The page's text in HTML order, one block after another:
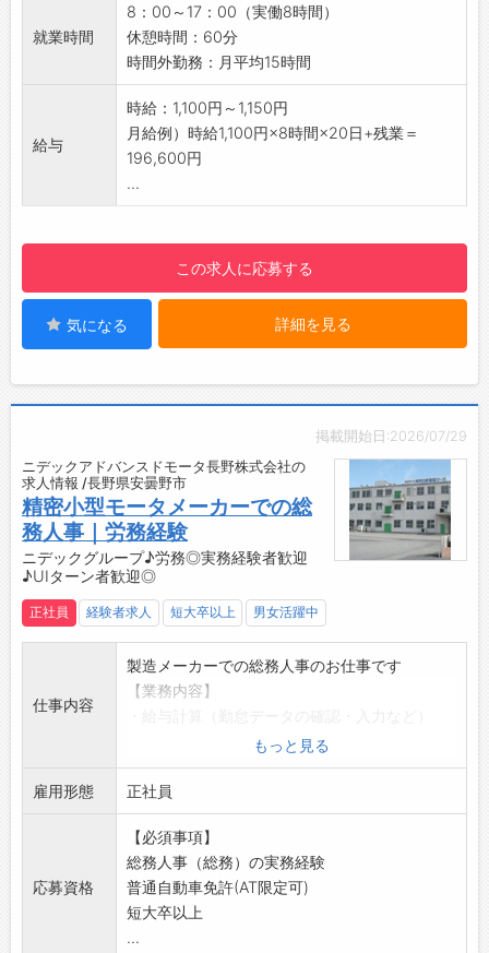
目線に配慮した、さまざまな要求に万全に応え
られるよう、精度やクリーン度を高め、また最
新機器による精度検査体制を整えてご要望にお
応えしています。
■情報機器分野
・情報機器、光学機器、時計、家電、自動車な
どに使われる超精密なプラスチックパーツを多
彩に供給しております。
・カメラや携帯モバイルなど複雑な形状と細密
ております。
カーである同社の中でも一番の要である射出成
・後に管理職候補として、金型製作部署の管理
をお願いします。
・成形に関しては全社で小型から大型まで１８
０台の形成機を所有しており、幅広いラインナ
ップの製品への対応が可能。
・品質保証でも３次元測定器、ＣＴ等の装置を
導入。
・明るい職場で、スポーツ大会等活気あふれる
企業です。
・安曇野市を始め、松本市、池田町等の地元出
身者が大勢勤務しております。
・まずはご相談ください！
・製造業の経験者は優遇いたします
【おすすめ◎】
・半年後に直接雇用へ切り替え前提のご案内で
す！
◎安心して長く就業可能♪
・安曇野市内の別工場への異動の可能性あり
【働きやすい環境】
・社員同士のコミュニケーションはもちろん、
人間関係等働きやすい環境です
後）
・年5日の有給取得はもちろん、ワークライフ
【貸与】
・制服：上着のみ
・安全靴
◎建物内の上履きのみ、ご準備ください
【設備】
・食堂スペース
・休憩室
・ロッカー、更衣室
☆----------------------------------------
◆給与前払い制度あり！
簡単申請！簡単受取！日払い即日払い対応！
☆----------------------------------------
☆
◆ご不明点はいつでもご相談ください！
即日対応!!フォロー体制もバッチリ
就業時間
8：00～17：00（実働8時間）
休憩時間：60分
時間外勤務：月平均15時間
給与
時給：1,100円～1,150円
月給例）時給1,100円×8時間×20日+残業＝
196,600円
...
この求人に応募する
気になる 詳細を見る
掲載開始日:2026/07/29
ニデックアドバンスドモータ長野株式会社の
求人情報 /長野県安曇野市
精密小型モータメーカーでの総
務人事｜労務経験
ニデックグループ♪労務◎実務経験者歓迎
♪UIターン者歓迎◎
正社員 経験者求人 短大卒以上 男女活躍中
仕事内容
製造メーカーでの総務人事のお仕事です
【業務内容】
・社会保険、雇用保険の各種手続き
・人事採用業務全般
・入退社手続き、書類作成
・その他、労務・総務に関わる事務業務全般
【ポイント】
Nidecグループの安定した基盤のもと、長期的
なキャリア形成が可能です。
総務・人事の経験を活かしながら、業務の幅を
広げてスキルアップ・キャリアアップを目指せ
もっと見る
雇用形態 正社員
応募資格
【必須事項】
総務人事（総務）の実務経験
普通自動車免許(AT限定可)
短大卒以上
...